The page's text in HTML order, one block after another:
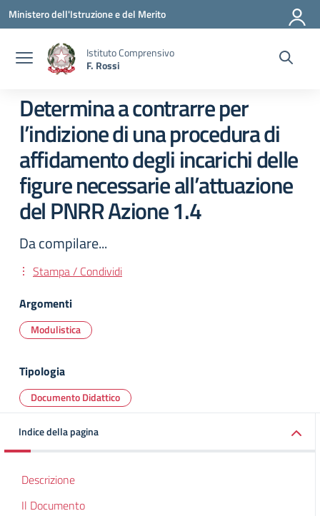
Vai ai contenuti
Vai al menu di navigazione
Vai al footer
Ministero dell'Istruzione e del Merito
Istituto Comprensivo
F. Rossi
Determina a contrarre per
l’indizione di una procedura di
affidamento degli incarichi delle
figure necessarie all’attuazione
del PNRR Azione 1.4
Da compilare...
Stampa / Condividi
Argomenti
Modulistica
Tipologia
Documento Didattico
Indice della pagina
Descrizione
Il Documento